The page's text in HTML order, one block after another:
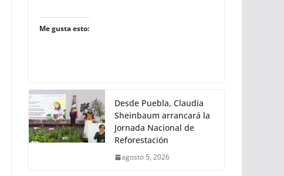
Me gusta esto:
Desde Puebla, Claudia
Sheinbaum arrancará la
Jornada Nacional de
Reforestación
agosto 5, 2026